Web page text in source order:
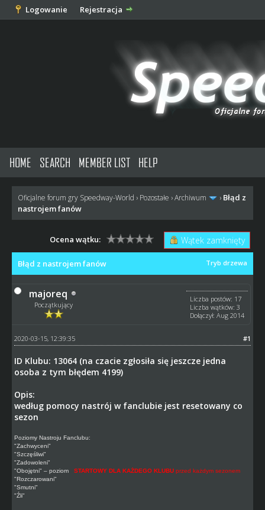
Logowanie Rejestracja
HOME SEARCH MEMBER LIST HELP
Oficjalne forum gry Speedway-World › Pozostałe ›Archiwum › Błąd z
nastrojem fanów
Wątek zamknięty
Ocena wątku:
Tryb drzewa
Błąd z nastrojem fanów
majoreq
Początkujący
Liczba postów: 17
Liczba wątków: 3
Dołączył: Aug 2014
#1
2020-03-15, 12:39:35
ID Klubu: 13064 (na czacie zgłosiła się jeszcze jedna
osoba z tym błędem 4199)
Opis:
według pomocy nastrój w fanclubie jest resetowany co
sezon
Poziomy Nastroju Fanclubu:
"Zachwyceni"
"Szczęśliwi"
"Zadowoleni"
"Obojętni" – poziom
STARTOWY DLA KAŻDEGO KLUBUprzed każdym sezonem
"Rozczarowani"
"Smutni"
"Źli"